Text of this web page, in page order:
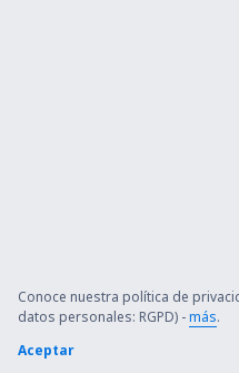
Conoce nuestra política de
datos personales: RGPD) -más.
Aceptar